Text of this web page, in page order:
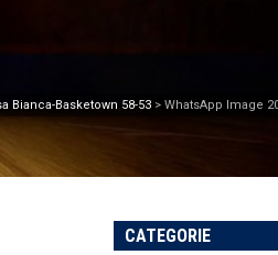
Bianca-Basketown 58-53 > WhatsApp Image
CATEGORIE